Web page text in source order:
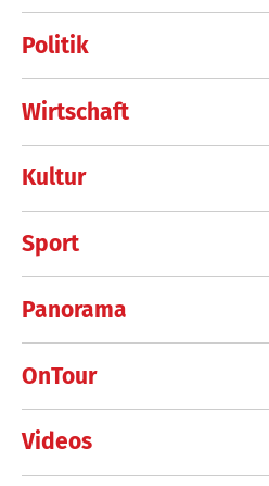
Politik
Wirtschaft
Kultur
Sport
Panorama
OnTour
Videos